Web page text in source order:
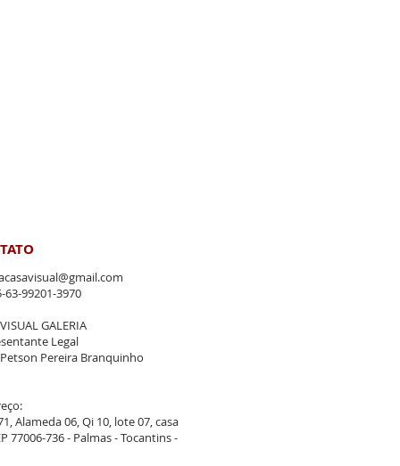
63-99201-3970
GALERIA
Legal
Pereira Branquinho
Alameda 06, Qi 10, lote 07, casa
77006-736 - Palmas - Tocantins -